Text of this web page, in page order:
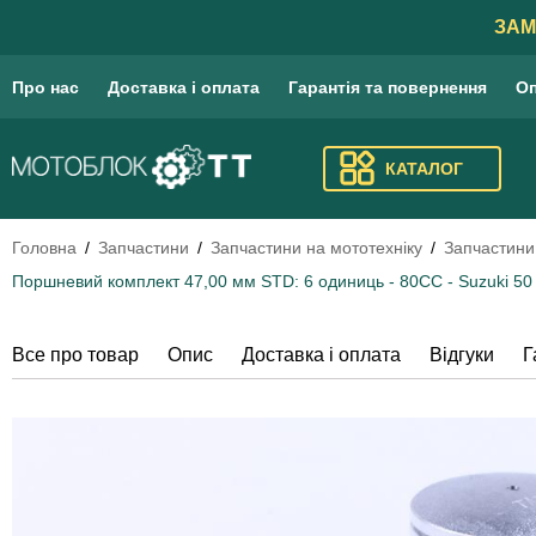
Про нас Доставка і оплата Гарантія та повернення
КАТАЛОГ
Головна Запчастини Запчастини на мототехніку
Поршневий комплект 47,00 мм STD: 6 одиниць - 80CC - Suzuki 50
Все про товар Опис Доставка і оплата Відгуки